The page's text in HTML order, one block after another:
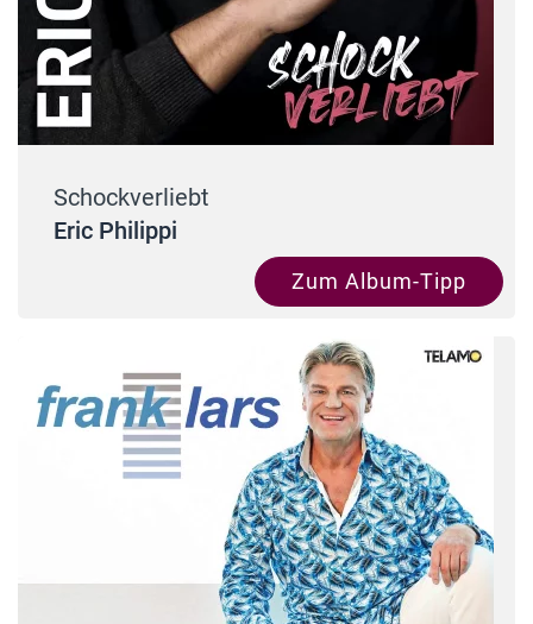
Schockverliebt
Eric Philippi
Zum Album-Tipp